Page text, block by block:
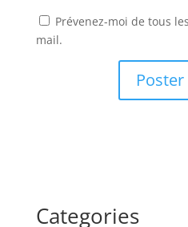
Prévenez-moi de tous
mail.
Categories